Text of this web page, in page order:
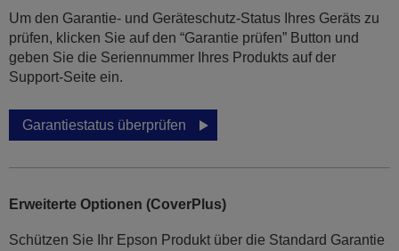
Um den Garantie- und Geräteschutz-Status Ihres Geräts zu
prüfen, klicken Sie auf den “Garantie prüfen” Button und
geben Sie die Seriennummer Ihres Produkts auf der
Support-Seite ein.
Garantiestatus überprüfen
Erweiterte Optionen (CoverPlus)
Schützen Sie Ihr Epson Produkt über die Standard Garantie